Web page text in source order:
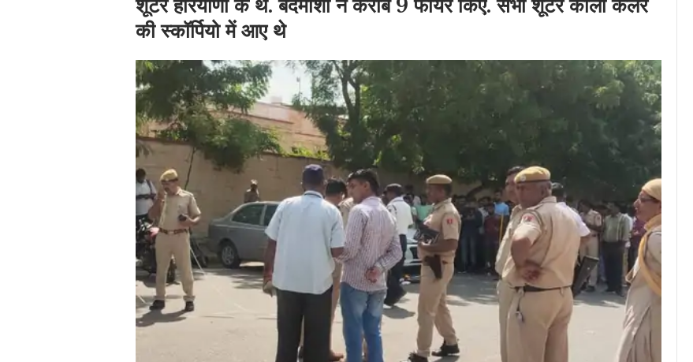
शूटर हरियाणा के थे. बदमाशों ने करीब 9 फायर किए. सभी शूटर काली कलर
की स्कॉर्पियो में आए थे